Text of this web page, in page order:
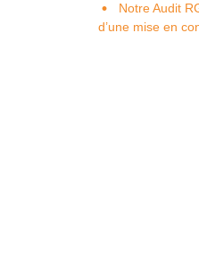
Notre Audit
d’une mise en